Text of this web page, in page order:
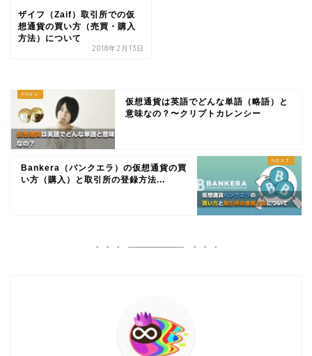
ザイフ（Zaif）取引所での仮
想通貨の買い方（売買・購入
方法）について
2018年2月13日
仮想通貨は英語でどんな単語（略語）と
意味なの？〜クリプトカレンシー
Bankera（バンクエラ）の仮想通貨の買
い方（購入）と取引所の登録方法...